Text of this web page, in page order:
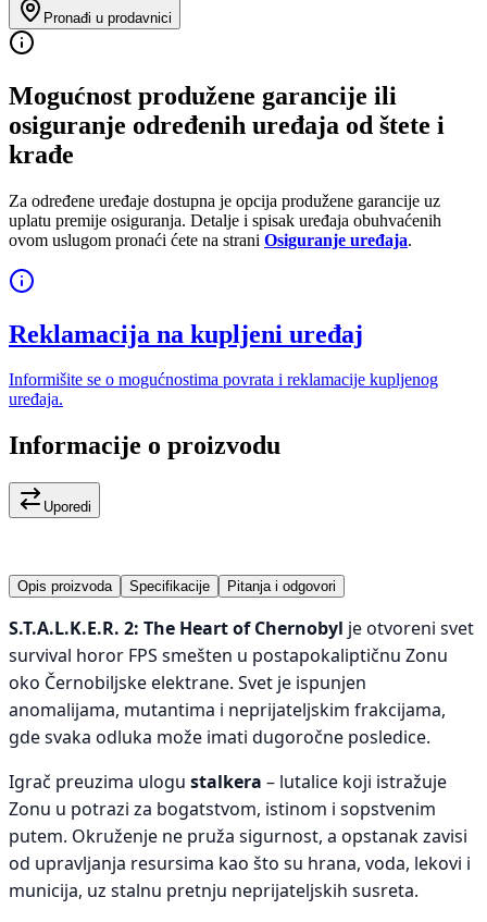
Pronađi u prodavnici
Mogućnost produžene garancije ili
osiguranje određenih uređaja od štete i
krađe
Za određene uređaje dostupna je opcija produžene garancije uz
uplatu premije osiguranja. Detalje i spisak uređaja obuhvaćenih
ovom uslugom pronaći ćete na strani Osiguranje uređaja.
Reklamacija na kupljeni uređaj
Informišite se o mogućnostima povrata i reklamacije kupljenog
uređaja.
Informacije o proizvodu
Uporedi
Opis proizvoda Specifikacije Pitanja i odgovori
S.T.A.L.K.E.R. 2: The Heart of Chernobyl je otvoreni svet
survival horor FPS smešten u postapokaliptičnu Zonu
oko Černobiljske elektrane. Svet je ispunjen
anomalijama, mutantima i neprijateljskim frakcijama,
gde svaka odluka može imati dugoročne posledice.
Igrač preuzima ulogu stalkera – lutalice koji istražuje
Zonu u potrazi za bogatstvom, istinom i sopstvenim
putem. Okruženje ne pruža sigurnost, a opstanak zavisi
od upravljanja resursima kao što su hrana, voda, lekovi i
municija, uz stalnu pretnju neprijateljskih susreta.